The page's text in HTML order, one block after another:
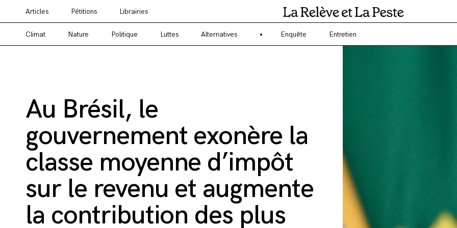
Vous cherchez un média alternatif ? Un média engagé sur l'écologie et l'environnement ? La Relève et la Peste est un
Articles Pétitions Librairies
Climat Nature Politique Luttes Alternatives Enquête Entretien
Au Brésil, le
gouvernement exonère la
classe moyenne d’impôt
sur le revenu et augmente
la contribution des plus